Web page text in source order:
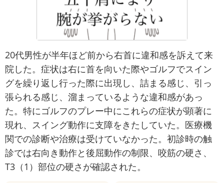
20代男性が半年ほど前から右首に違和感を訴えて来
院した。症状は右に首を向いた際やゴルフでスイン
グを繰り返し行った際に出現し、詰まる感じ、引っ
張られる感じ、溜まっているような違和感があっ
た。特にゴルフのプレー中にこれらの症状が顕著に
現れ、スイング動作に支障をきたしていた。医療機
関での診断や治療は受けていなかった。初診時の触
診では右向き動作と後屈動作の制限、咬筋の硬さ、
T3（1）部位の硬さが確認された。